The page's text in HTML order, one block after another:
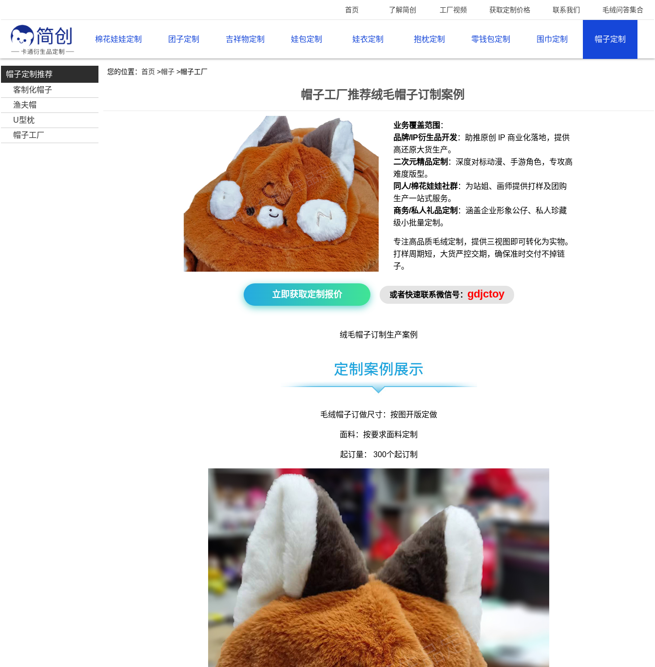
首页 了解简创 工厂视频 获取定制价格 联系我们 毛绒问答集合
棉花娃娃定制 团子定制 吉祥物定制 娃包定制 娃衣定制 抱枕定制 零钱包定制 围巾定制 帽子定制
您的位置： 首页 >帽子>帽子工厂
帽子工厂推荐绒毛帽子订制案例
业务覆盖范围 ：
品牌/IP衍生品开发：助推原创 IP 商业化落地，提供
高还原大货生产。
二次元精品定制 ：深度对标动漫、手游角色，专攻高
难度版型。
同人/棉花娃娃社群：为站姐、画师提供打样及团购
生产一站式服务。
商务/私人礼品定制 ：涵盖企业形象公仔、私人珍藏
级小批量定制。
专注高品质毛绒定制，提供三视图即可转化为实物。
打样周期短，大货严控交期，确保准时交付不掉链
子。
立即获取定制报价 或者快速联系微信号： gdjctoy
绒毛帽子订制生产案例
毛绒帽子订做尺寸：按图开版定做
面料：按要求面料定制
起订量： 300个起订制
帽子定制推荐
客制化帽子
渔夫帽
U型枕
帽子工厂